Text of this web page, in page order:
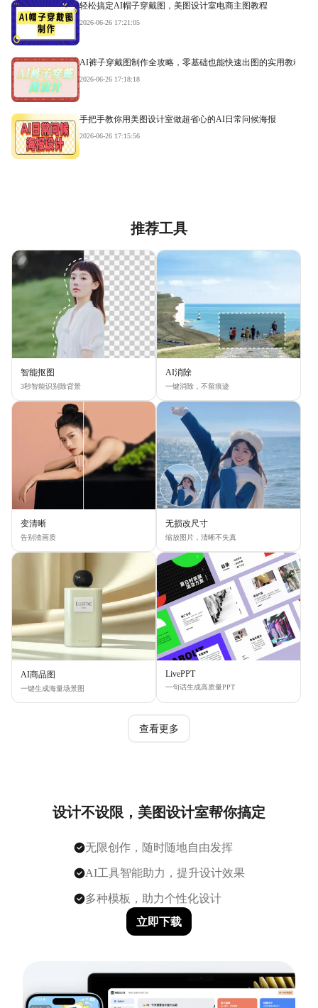
轻松搞定AI帽子穿戴图，美图设计室电商主图教程
2026-06-26 17:21:05
AI裤子穿戴图制作全攻略，零基础也能快速出图的实用教程
2026-06-26 17:18:18
手把手教你用美图设计室做超省心的AI日常问候海报
2026-06-26 17:15:56
推荐工具
智能抠图
3秒智能识别除背景
AI消除
一键消除，不留痕迹
变清晰
告别渣画质
无损改尺寸
缩放图片，清晰不失真
AI商品图
一键生成海量场景图
LivePPT
一句话生成高质量PPT
查看更多
设计不设限，美图设计室帮你搞定
无限创作，随时随地自由发挥
AI工具智能助力，提升设计效果
多种模板，助力个性化设计
立即下载